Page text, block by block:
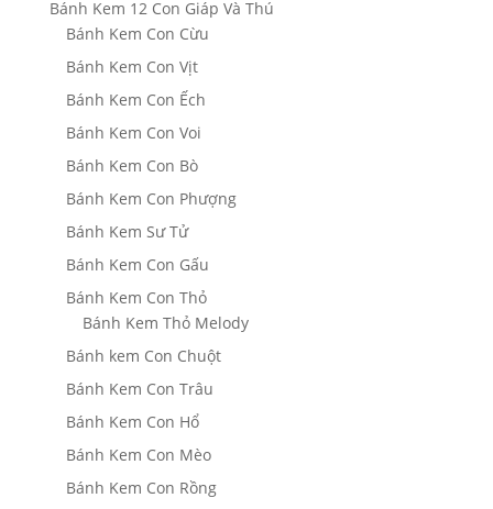
Bánh Kem 12 Con Giáp Và Thú
Bánh Kem Con Cừu
Bánh Kem Con Vịt
Bánh Kem Con Ếch
Bánh Kem Con Voi
Bánh Kem Con Bò
Bánh Kem Con Phượng
Bánh Kem Sư Tử
Bánh Kem Con Gấu
Bánh Kem Con Thỏ
Bánh Kem Thỏ Melody
Bánh kem Con Chuột
Bánh Kem Con Trâu
Bánh Kem Con Hổ
Bánh Kem Con Mèo
Bánh Kem Con Rồng